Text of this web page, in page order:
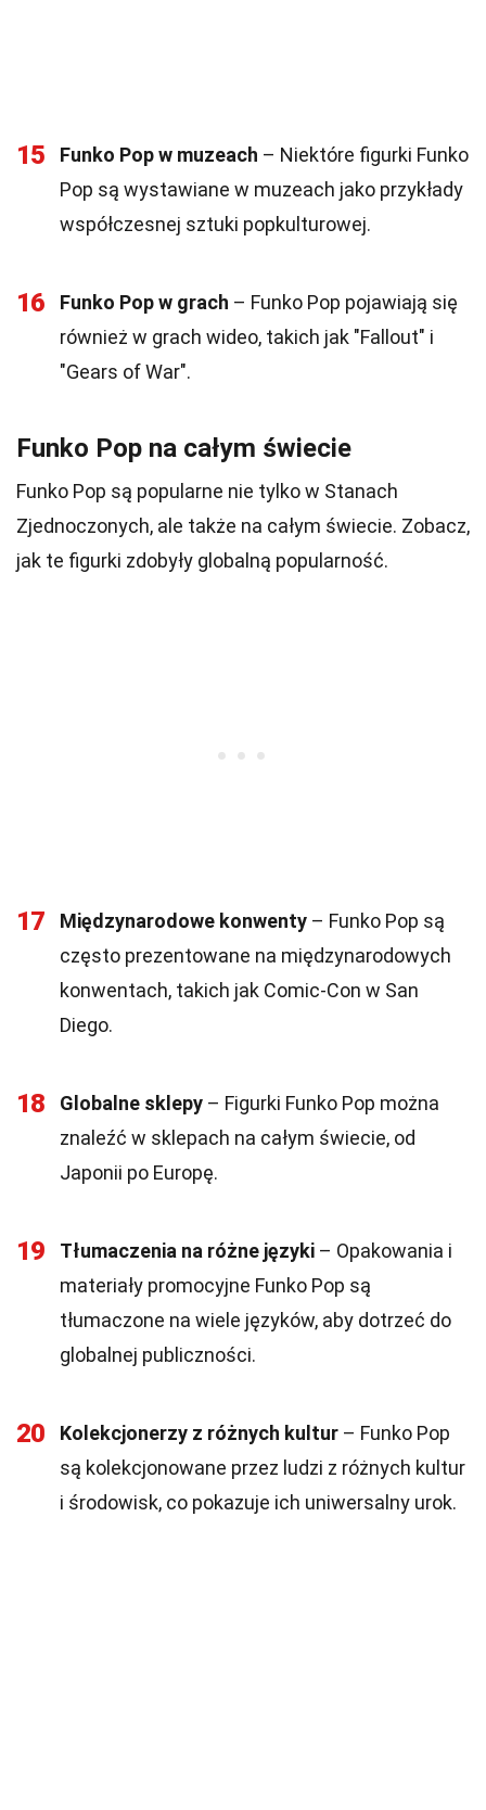
15 Funko Pop w muzeach – Niektóre figurki Funko
Pop są wystawiane w muzeach jako przykłady
współczesnej sztuki popkulturowej.
16 Funko Pop w grach – Funko Pop pojawiają się
również w grach wideo, takich jak "Fallout" i
"Gears of War".
Funko Pop na całym świecie
Funko Pop są popularne nie tylko w Stanach
Zjednoczonych, ale także na całym świecie. Zobacz,
jak te figurki zdobyły globalną popularność.
17 Międzynarodowe konwenty – Funko Pop są
często prezentowane na międzynarodowych
konwentach, takich jak Comic-Con w San
Diego.
18 Globalne sklepy – Figurki Funko Pop można
znaleźć w sklepach na całym świecie, od
Japonii po Europę.
19 Tłumaczenia na różne języki – Opakowania i
materiały promocyjne Funko Pop są
tłumaczone na wiele języków, aby dotrzeć do
globalnej publiczności.
20 Kolekcjonerzy z różnych kultur – Funko Pop
są kolekcjonowane przez ludzi z różnych kultur
i środowisk, co pokazuje ich uniwersalny urok.